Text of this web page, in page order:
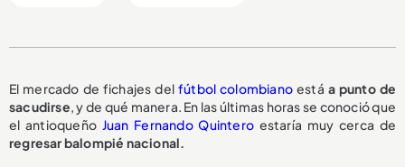
El mercado de fichajes del fútbol colombiano está a punto de
sacudirse, y de qué manera. En las últimas horas se conoció que
el antioqueño Juan Fernando Quintero estaría muy cerca de
regresar balompié nacional.